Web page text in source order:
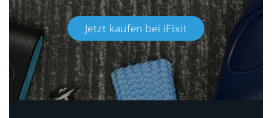
Jetzt kaufen bei iFixit​